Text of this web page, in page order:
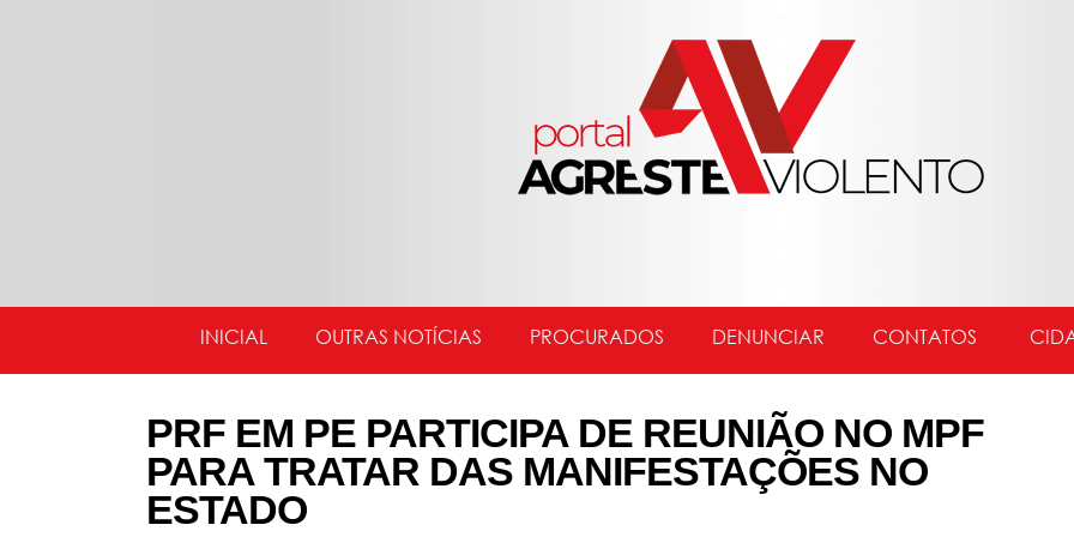
INICIAL OUTRAS NOTÍCIAS PROCURADOS DENUNCIAR CONTATOS
PRF EM PE PARTICIPA DE REUNIÃO NO MPF
PARA TRATAR DAS MANIFESTAÇÕES NO
ESTADO